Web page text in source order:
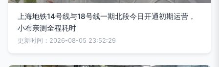
上海地铁14号线与18号线一期北段今日开通初期运营，
小布亲测全程耗时
更新时间：2026-08-05 23:52:29